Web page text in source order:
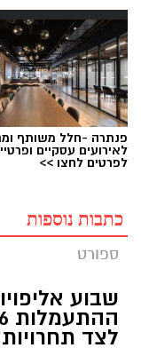
פנתרה -חלל משותף
לאירועים עסקיים
לפרטים לחצו >>
כתבות נוספות
ספורט
שבוע
לצד תחרויות